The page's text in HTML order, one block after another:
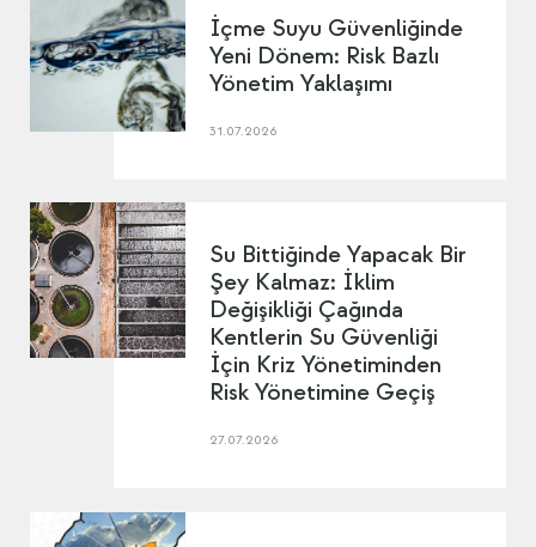
İçme Suyu Güvenliğinde
Yeni Dönem: Risk Bazlı
Yönetim Yaklaşımı
31.07.2026
Su Bittiğinde Yapacak Bir
Şey Kalmaz: İklim
Değişikliği Çağında
Kentlerin Su Güvenliği
İçin Kriz Yönetiminden
Risk Yönetimine Geçiş
27.07.2026